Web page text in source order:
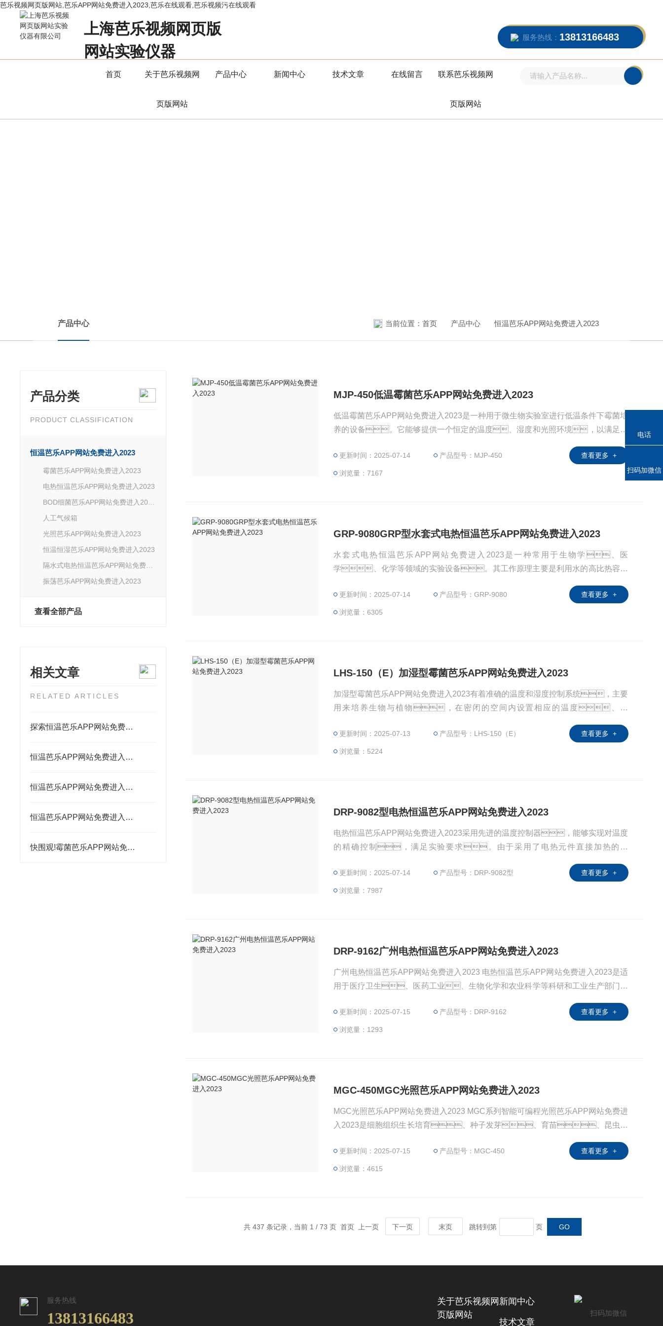
芭乐视频网页版网站,芭乐APP网站免费进入2023,芭乐在线观看,芭乐视频污在线观看
上海芭乐视频网页版
网站实验仪器
立足专业，用服务赢得市场
服务热线： 13813166483
首页 关于芭乐视频网
页版网站
产品中心 新闻中心 技术文章 在线留言 联系芭乐视频网
页版网站
产品中心 当前位置： 首页 产品中心 恒温芭乐APP网站免费进入2023
产品分类
PRODUCT CLASSIFICATION
恒温芭乐APP网站免费进入2023
霉菌芭乐APP网站免费进入2023
电热恒温芭乐APP网站免费进入2023
人工气候箱
光照芭乐APP网站免费进入2023
恒温恒湿芭乐APP网站免费进入2023
振荡芭乐APP网站免费进入2023
查看全部产品
相关文章
RELATED ARTICLES
探索恒温芭乐APP网站免费进入2023的科学奥秘
恒温芭乐APP网站免费进入2023是生命科学研究的守护者
恒温芭乐APP网站免费进入2023——保障实验温度的重要设备
恒温芭乐APP网站免费进入2023有哪些特点?简单介绍一下
快围观!霉菌芭乐APP网站免费进入2023的这些使用要点须注意
MJP-450低温霉菌芭乐APP网站免费进入2023
低温霉菌芭乐APP网站免费进入2023是一种用于微生物实验室进行低温条件下霉菌培
养的设备。它能够提供一个恒定的温度、湿度和光照环境，以满足霉
更新时间：2025-07-14 产品型号：MJP-450
浏览量：7167
查看更多 +
GRP-9080GRP型水套式电热恒温芭乐APP网站免费进入2023
水套式电热恒温芭乐APP网站免费进入2023是一种常用于生物学、医
学、化学等领域的实验设备。其工作原理主要是利用水的高比热容和
23隔开，并在箱内放置试样和培养基，以保持其恒温状态。这种
加热方式使得芭乐APP网站免费进入2023内的温度波动较小，有利于实验
更新时间：2025-07-14 产品型号：GRP-9080
浏览量：6305
查看更多 +
LHS-150（E）加湿型霉菌芭乐APP网站免费进入2023
加湿型霉菌芭乐APP网站免费进入2023有着准确的温度和湿度控制系统，主要
用来培养生物与植物，在密闭的空间内设置相应的温度、湿
更新时间：2025-07-13 产品型号：LHS-150（E）
浏览量：5224
查看更多 +
DRP-9082型电热恒温芭乐APP网站免费进入2023
电热恒温芭乐APP网站免费进入2023采用先进的温度控制器，能够实现对温度
的精确控制，满足实验要求。由于采用了电热元件直接加热的方
的进行。
更新时间：2025-07-14 产品型号：DRP-9082型
浏览量：7987
查看更多 +
DRP-9162广州电热恒温芭乐APP网站免费进入2023
广州电热恒温芭乐APP网站免费进入2023 电热恒温芭乐APP网站免费进入2023是适
用于医疗卫生、医药工业、生物化学和农业科学等科研和工业生产部门做
更新时间：2025-07-15 产品型号：DRP-9162
浏览量：1293
查看更多 +
MGC-450MGC光照芭乐APP网站免费进入2023
MGC光照芭乐APP网站免费进入2023 MGC系列智能可编程光照芭乐APP网站免费进
入2023是细胞组织生长培育、种子发芽、育苗、昆虫小
工程、医学研究、农业科学、水产、畜牧等领域从事生产和
科研作恒温、光照实验培养的装置。
更新时间：2025-07-15 产品型号：MGC-450
浏览量：4615
查看更多 +
共 437 条记录，当前 1 / 73 页 首页 上一页 下一页 末页 跳转到第 页
服务热线
13813166483 扫码加微信
关于芭乐视频网
页版网站
新闻中心
技术文章
电话
扫码加微信